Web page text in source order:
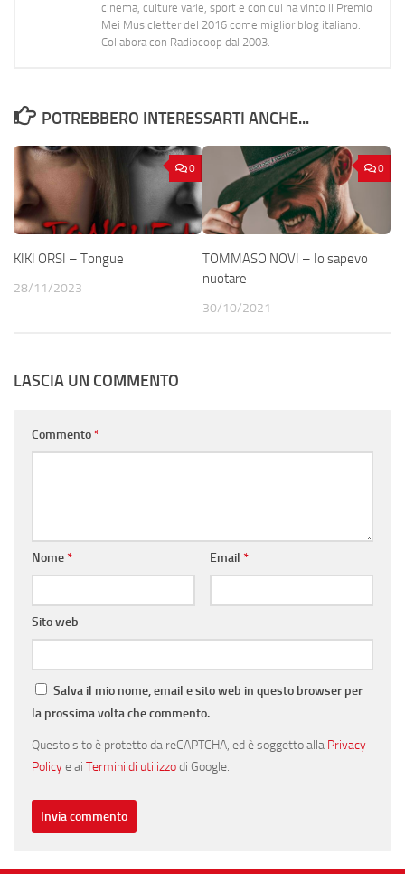
cinema, culture varie, sport e con cui ha vinto il Premio
Mei Musicletter del 2016 come miglior blog italiano.
Collabora con Radiocoop dal 2003.
POTREBBERO INTERESSARTI ANCHE...
0
KIKI ORSI – Tongue
28/11/2023
0
TOMMASO NOVI – Io sapevo
nuotare
30/10/2021
LASCIA UN COMMENTO
Commento*
Nome* Email *
Sito web
Salva il mio nome, email e sito web in questo browser per
la prossima volta che commento.
Questo sito è protetto da reCAPTCHA, ed è soggetto alla Privacy
Policye ai Termini di utilizzodi Google.